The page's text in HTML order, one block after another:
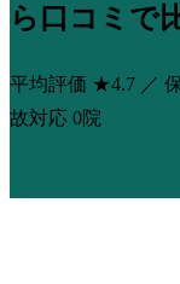
ら口コミで
平均評価 ★4.7 ／
故対応 0院